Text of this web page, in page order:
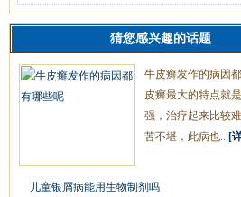
猜您感兴趣的话题
牛皮癣发作的病因
皮癣最大的特点就
强，治疗起来比较
苦不堪，此病也... [
儿童银屑病能用生物制剂吗